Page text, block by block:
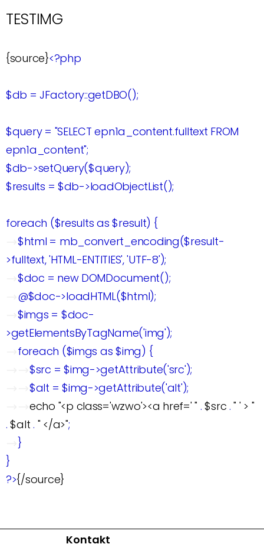
TESTIMG
{source}<?php
$db = JFactory::getDBO();
$query = "SELECTepn1a_content.fulltext FROM
epn1a_content";
$db->setQuery($query);
$results = $db->loadObjectList();
foreach ($results as $result) {
$html = mb_convert_encoding($result-
>fulltext, 'HTML-ENTITIES', 'UTF-8');
$doc = new DOMDocument();
@$doc->loadHTML($html);
$imgs = $doc-
>getElementsByTagName('img');
foreach ($imgs as $img) {
$src = $img->getAttribute('src');
$alt = $img->getAttribute('alt');
echo "<p class='wzwo'><a href=' " .$src ." ' > "
.$alt . " </a>";
}
}
?>{/source}
Kontakt